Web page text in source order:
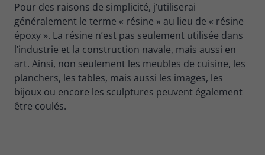
Pour des raisons de simplicité, j’utiliserai
généralement le terme « résine » au lieu de « résine
époxy ». La résine n’est pas seulement utilisée dans
l’industrie et la construction navale, mais aussi en
art. Ainsi, non seulement les meubles de cuisine, les
planchers, les tables, mais aussi les images, les
bijoux ou encore les sculptures peuvent également
être coulés.